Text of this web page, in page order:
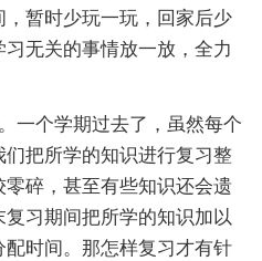
暂时少玩一玩，回家后少
无关的事情放一放，全力
一个学期过去了，虽然每个
把所学的知识进行复习整
碎，甚至有些知识还会遗
习期间把所学的知识加以
时间。那怎样复习才有针